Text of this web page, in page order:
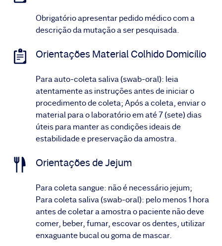
Obrigatório apresentar pedido médico com a
descrição da mutação a ser pesquisada.
Orientações Material Colhido Domicílio
Para auto-coleta saliva (swab-oral): leia
atentamente as instruções antes de iniciar o
procedimento de coleta; Após a coleta, enviar o
material para o laboratório em até 7 (sete) dias
úteis para manter as condições ideais de
estabilidade e preservação da amostra.
Orientações de Jejum
Para coleta sangue: não é necessário jejum;
Para coleta saliva (swab-oral): pelo menos 1 hora
antes de coletar a amostra o paciente não deve
comer, beber, fumar, escovar os dentes, utilizar
enxaguante bucal ou goma de mascar.